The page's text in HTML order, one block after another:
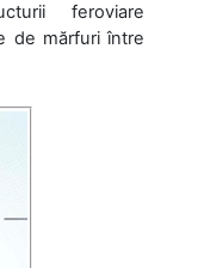
feroviare
de mărfuri între